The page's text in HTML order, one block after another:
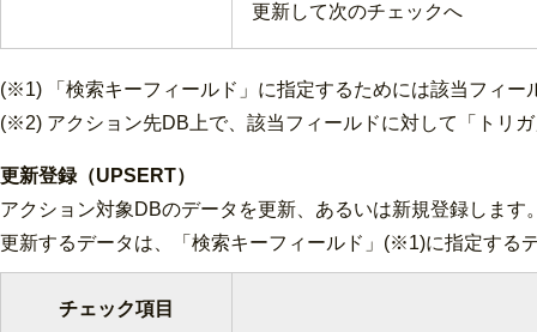
更新して次のチェックへ
(※1) 「検索キーフィールド」に指定するためには該当フィー
(※2) アクション先DB上で、該当フィールドに対して「トリ
更新登録（UPSERT）
アクション対象DBのデータを更新、あるいは新規登録します
更新するデータは、「検索キーフィールド」(※1)に指定する
チェック項目